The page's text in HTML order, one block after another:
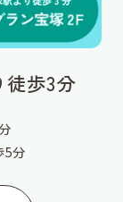
歩3分
5分